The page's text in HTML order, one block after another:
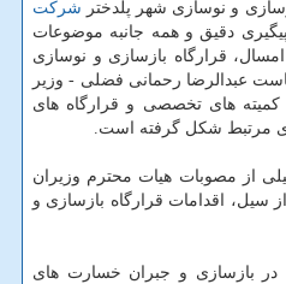
و نوسازی شهر پلدختر شركت
دقیق و همه جانبه موضوعات
قرارگاه بازسازی و نوسازی
عبدالرضا رحمانی فضلی - وزیر
های تخصصی و قرارگاه های
مرتبط شكل گرفته است.
از مصوبات هیات محترم وزیران
سیل، اقدامات قرارگاه بازسازی و
در بازسازی و جبران خسارت های